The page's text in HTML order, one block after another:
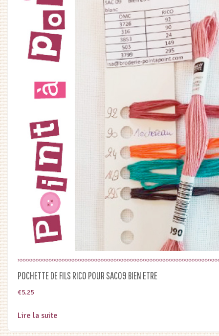
POCHETTE DE FILS RICO POUR SAC09 BIEN ETRE
€5.25
Lire la suite